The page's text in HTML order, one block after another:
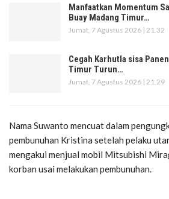
Manfaatkan Momentum
Buay Madang Timur…
Jumat, 7 Agustus 2026 | 21.32
Cegah Karhutla sisa
Timur Turun…
Jumat, 7 Agustus 2026 | 21.29
Nama Suwanto mencuat dalam
pembunuhan Kristina setelah pelaku
mengakui menjual mobil Mitsubishi
korban usai melakukan pembunuhan.